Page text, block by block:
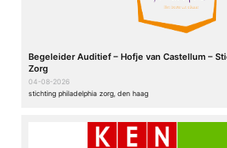
Begeleider Auditief – Hofje van Castellum –
Zorg
04-08-2026
stichting philadelphia zorg, den haag